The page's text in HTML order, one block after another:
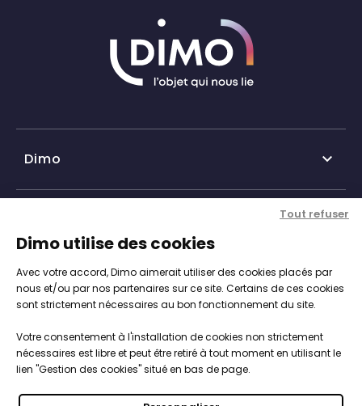
Dimo utilise des cookies
Avec votre accord, Dimo aimerait utiliser des cookies placés par
nous et/ou par nos partenaires sur ce site. Certains de ces cookies
sont strictement nécessaires au bon fonctionnement du site.
Votre consentement à l'installation de cookies non strictement
nécessaires est libre et peut être retiré à tout moment en utilisant le
lien "Gestion des cookies" situé en bas de page.
Tout refuser
Dimo 
Historique DIMO
Nos agences
Catalogue objets publicitaires

Expertise, conseil et service client
Personnalisation de vos objets
Engagements, Normes & Sécurité
Studios PAO intégré
Vos objets 100% sur-mesure
Informations 
CGV
Mentions légales
Politique de cookies
Notre démarche RSE 
Nous intégrons les enjeux du développement durable